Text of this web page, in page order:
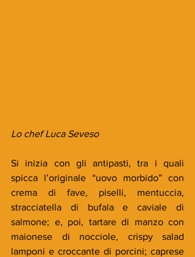
Lo chef Luca Seveso
Si inizia con gli antipasti, tra i quali
spicca l’originale “uovo morbido” con
crema di fave, piselli, mentuccia,
stracciatella di bufala e caviale di
salmone; e, poi, tartare di manzo con
maionese di nocciole, crispy salad
lamponi e croccante di porcini; caprese